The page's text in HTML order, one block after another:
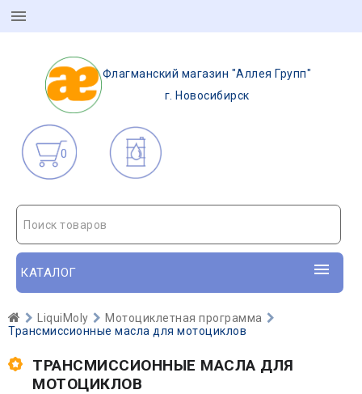
Флагманский магазин "Аллея Групп"
г. Новосибирск
0
Поиск товаров
КАТАЛОГ
LiquiMoly
Мотоциклетная программа
Трансмиссионные масла для мотоциклов
ТРАНСМИССИОННЫЕ МАСЛА ДЛЯ
МОТОЦИКЛОВ